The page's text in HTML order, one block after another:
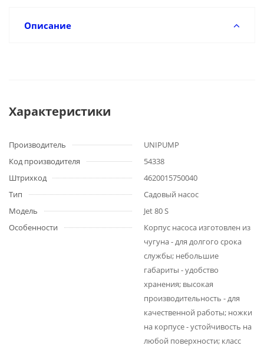
Описание
Характеристики
Производитель
UNIPUMP
Код производителя
54338
Штрихкод
4620015750040
Тип
Садовый насос
Модель
Jet 80 S
Особенности
Корпус насоса изготовлен из
чугуна - для долгого срока
службы; небольшие
габариты - удобство
хранения; высокая
производительность - для
качественной работы; ножки
на корпусе - устойчивость на
любой поверхности; класс